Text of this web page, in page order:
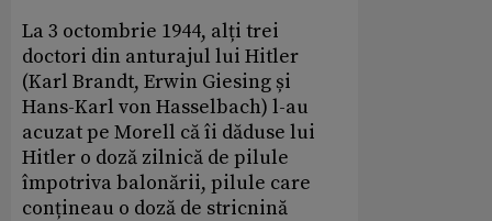
La 3 octombrie 1944, alți trei
doctori din anturajul lui Hitler
(Karl Brandt, Erwin Giesing și
Hans-Karl von Hasselbach) l-au
acuzat pe Morell că îi dăduse lui
Hitler o doză zilnică de pilule
împotriva balonării, pilule care
conțineau o doză de stricnină